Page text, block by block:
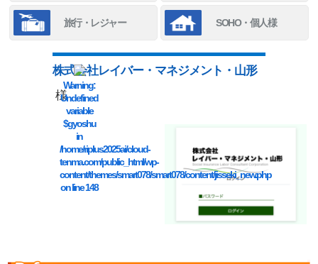
旅行・レジャー SOHO・個人様
Warning:
Undefined
variable
$gyoshu
in
/home/riplus2025ai/cloud-
tenma.com/public_html/wp-
content/themes/smart078/smart078/content/jisseki_new.php
on line148
株式会社レイバー・マネジメント・山形
様